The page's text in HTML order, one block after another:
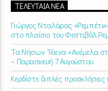
ΤΕΛΕΥΤΑΊΑ ΝΈΑ
Γιώργος Νταλάρας
στο πλαίσιο του Φεστιβάλ
Τα Νήσων Τέκνα «Ανέμελα
– Παρασκευή 7 Αυγούστου
Κερδίστε διπλές